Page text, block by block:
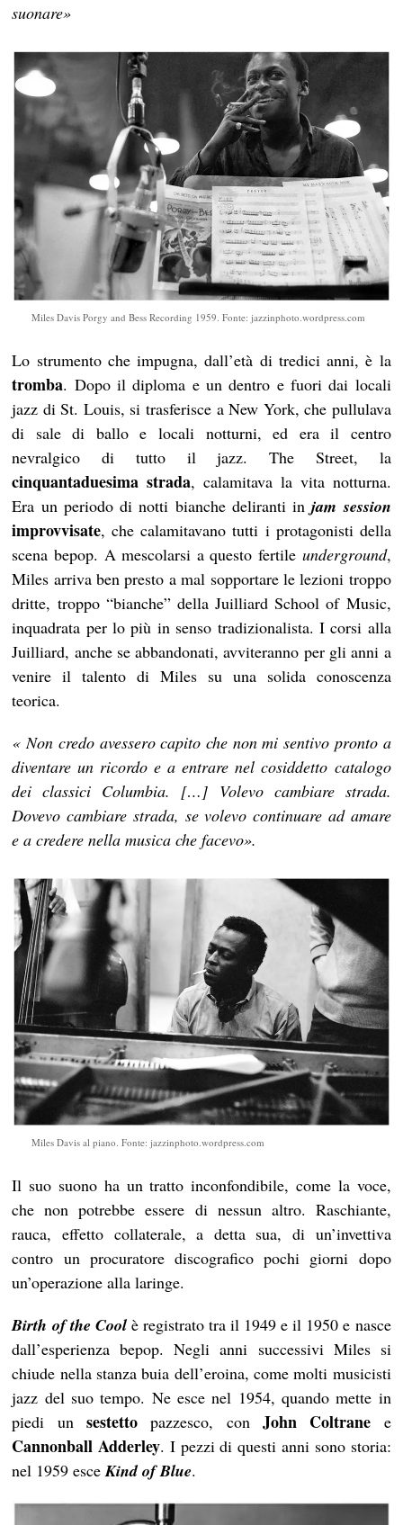
suonare»
Miles Davis Porgy and Bess Recording 1959. Fonte: jazzinphoto.wordpress.com
Lo strumento che impugna, dall’età di tredici anni, è la
tromba. Dopo il diploma e un dentro e fuori dai locali
jazz di St. Louis, si trasferisce a New York, che pullulava
di sale di ballo e locali notturni, ed era il centro
nevralgico di tutto il jazz. The Street, la
cinquantaduesima strada, calamitava la vita notturna.
Era un periodo di notti bianche deliranti injam session
improvvisate, che calamitavano tutti i protagonisti della
scena bepop. A mescolarsi a questo fertile underground,
Miles arriva ben presto a mal sopportare le lezioni troppo
dritte, troppo “bianche” della Juilliard School of Music,
inquadrata per lo più in senso tradizionalista. I corsi alla
Juilliard, anche se abbandonati, avviteranno per gli anni a
venire il talento di Miles su una solida conoscenza
teorica.
« Non credo avessero capito che non mi sentivo pronto a
diventare un ricordo e a entrare nel cosiddetto catalogo
dei classici Columbia. […] Volevo cambiare strada.
Dovevo cambiare strada, se volevo continuare ad amare
e a credere nella musica che facevo».
Miles Davis al piano. Fonte: jazzinphoto.wordpress.com
Il suo suono ha un tratto inconfondibile, come la voce,
che non potrebbe essere di nessun altro. Raschiante,
rauca, effetto collaterale, a detta sua, di un’invettiva
contro un procuratore discografico pochi giorni dopo
un’operazione alla laringe.
Birth of the Coolè registrato tra il 1949 e il 1950 e nasce
dall’esperienza bepop. Negli anni successivi Miles si
chiude nella stanza buia dell’eroina, come molti musicisti
jazz del suo tempo. Ne esce nel 1954, quando mette in
piedi unsestetto pazzesco, con John Coltrane e
Cannonball Adderley. I pezzi di questi anni sono storia:
nel 1959 esceKind of Blue.